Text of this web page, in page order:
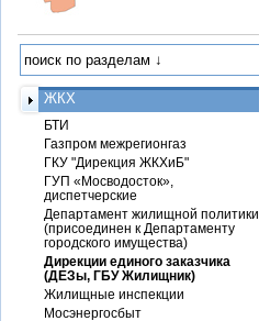
ЖКХ
БТИ
Газпром межрегионгаз
ГКУ "Дирекция ЖКХиБ"
ГУП «Мосводосток»,
диспетчерские
Департамент жилищной политики
(присоединен к Департаменту
городского имущества)
Дирекции единого заказчика
(ДЕЗы, ГБУ Жилищник)
Жилищные инспекции
Мосэнергосбыт